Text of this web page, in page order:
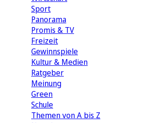
Sport
Panorama
Promis & TV
Freizeit
Gewinnspiele
Kultur & Medien
Ratgeber
Meinung
Green
Schule
Themen von A bis Z